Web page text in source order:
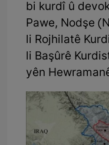
bi kurdî û
Pawe, Nodşe
li Rojhilatê
li Başûrê
yên